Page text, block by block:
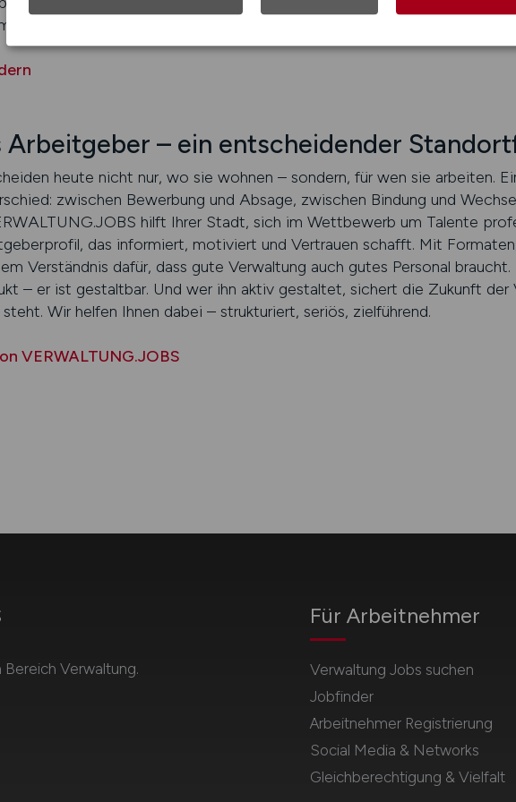
Und sorgen dafür, dass die richtigen Menschen zuhören.
Arbeitgeber – ein entscheidender
heute nicht nur, wo sie wohnen – sondern, für wen sie arbeiten.
zwischen Bewerbung und Absage, zwischen Bindung und
hilft Ihrer Stadt, sich im Wettbewerb um Talente
das informiert, motiviert und Vertrauen schafft. Mit
Verständnis dafür, dass gute Verwaltung auch gutes Personal
– er ist gestaltbar. Und wer ihn aktiv gestaltet, sichert die Zukunft der
Wir helfen Ihnen dabei – strukturiert, seriös, zielführend.
VERWALTUNG.JOBS
Verwaltung.
Für Arbeitnehmer
Verwaltung Jobs suchen
Jobfinder
Arbeitnehmer Registrierung
Social Media & Networks
Gleichberechtigung & Vielfalt